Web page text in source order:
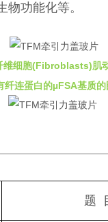
物功能化等。
维细胞(Fibroblasts)肌
连蛋白的µFSA基质的
题